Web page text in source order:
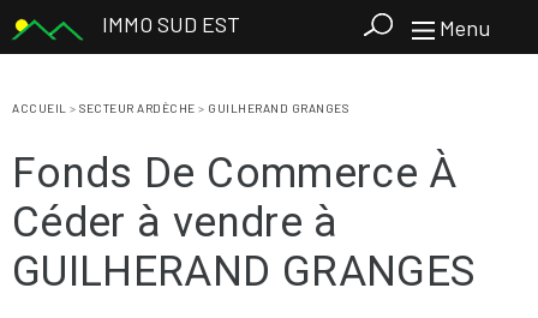
IMMO SUD EST Menu
ACCUEIL > SECTEUR ARDÈCHE > GUILHERAND GRANGES
Fonds De Commerce À
Céder à vendre à
GUILHERAND GRANGES